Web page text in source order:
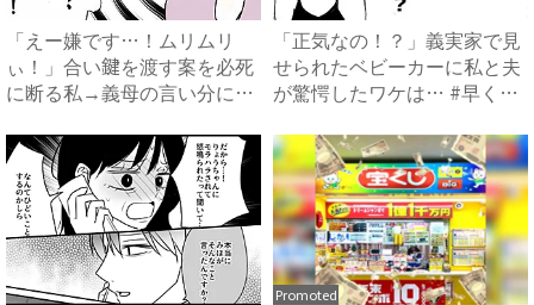
「えー嫌です…！ムリムリ
ぃ！」合い鍵を渡す案を必死
に断る私→義母の言い分にあ
「正気なの！？」義実家で見
せられたベビーカーに私と夫
が驚愕したワケは… #早く
Promoted